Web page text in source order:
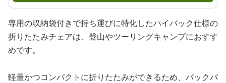
専用の収納袋付きで持ち運びに特化したハイバック仕様の
折りたたみチェアは、登山やツーリングキャンプにおすす
めです。
軽量かつコンパクトに折りたたみができるため、バックパ